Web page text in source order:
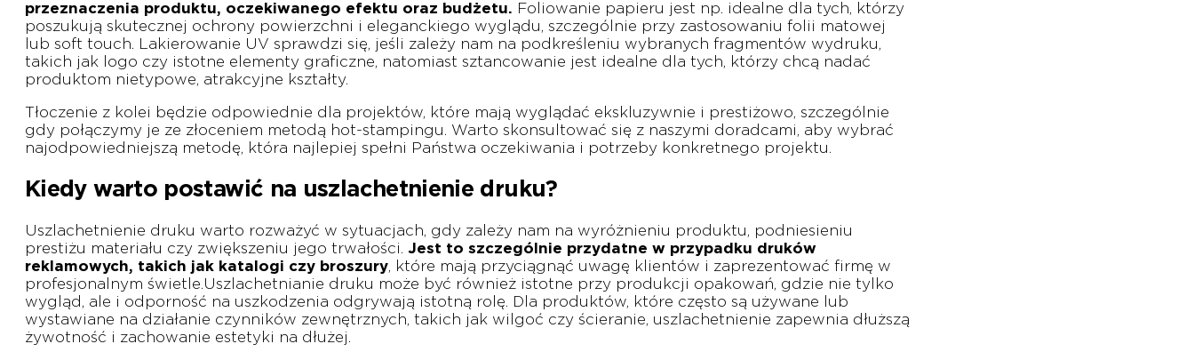
przeznaczenia produktu, oczekiwanego efektu oraz budżetu. Foliowanie papieru jest np. idealne dla tych, którzy
poszukują skutecznej ochrony powierzchni i eleganckiego wyglądu, szczególnie przy zastosowaniu folii matowej
lub soft touch. Lakierowanie UV sprawdzi się, jeśli zależy nam na podkreśleniu wybranych fragmentów wydruku,
takich jak logo czy istotne elementy graficzne, natomiast sztancowanie jest idealne dla tych, którzy chcą nadać
produktom nietypowe, atrakcyjne kształty.
Tłoczenie z kolei będzie odpowiednie dla projektów, które mają wyglądać ekskluzywnie i prestiżowo, szczególnie
gdy połączymy je ze złoceniem metodą hot-stampingu. Warto skonsultować się z naszymi doradcami, aby wybrać
najodpowiedniejszą metodę, która najlepiej spełni Państwa oczekiwania i potrzeby konkretnego projektu.
Kiedy warto postawić na uszlachetnienie druku?
Uszlachetnienie druku warto rozważyć w sytuacjach, gdy zależy nam na wyróżnieniu produktu, podniesieniu
prestiżu materiału czy zwiększeniu jego trwałości. Jest to szczególnie przydatne w przypadku druków
reklamowych, takich jak katalogi czy broszury, które mają przyciągnąć uwagę klientów i zaprezentować firmę w
profesjonalnym świetle.Uszlachetnianie druku może być również istotne przy produkcji opakowań, gdzie nie tylko
wygląd, ale i odporność na uszkodzenia odgrywają istotną rolę. Dla produktów, które często są używane lub
wystawiane na działanie czynników zewnętrznych, takich jak wilgoć czy ścieranie, uszlachetnienie zapewnia dłuższą
żywotność i zachowanie estetyki na dłużej.